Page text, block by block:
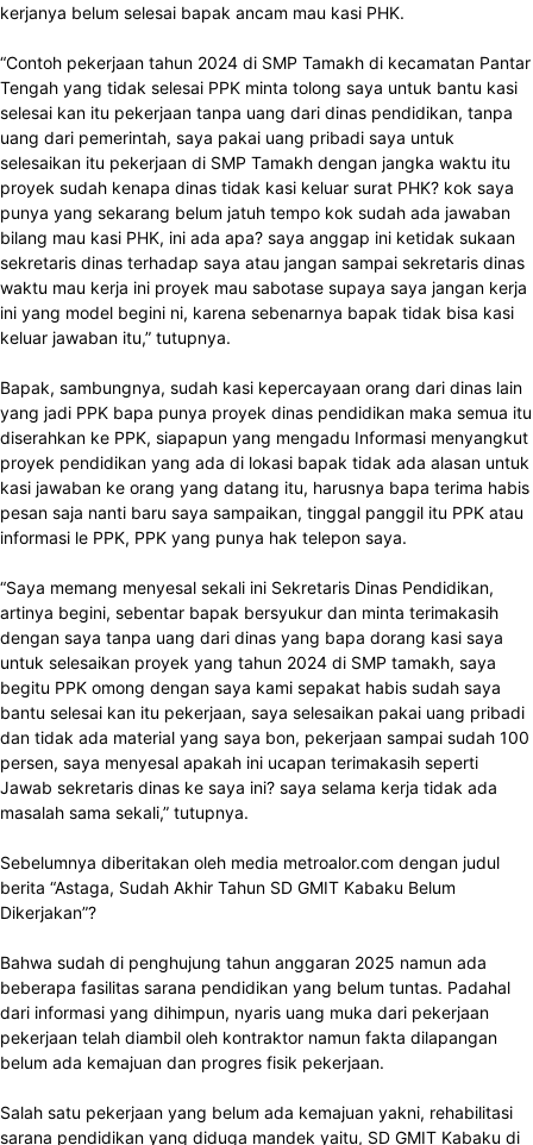
kerjanya belum selesai bapak ancam mau kasi PHK.
“Contoh pekerjaan tahun 2024 di SMP Tamakh di kecamatan Pantar
Tengah yang tidak selesai PPK minta tolong saya untuk bantu kasi
selesai kan itu pekerjaan tanpa uang dari dinas pendidikan, tanpa
uang dari pemerintah, saya pakai uang pribadi saya untuk
selesaikan itu pekerjaan di SMP Tamakh dengan jangka waktu itu
proyek sudah kenapa dinas tidak kasi keluar surat PHK? kok saya
punya yang sekarang belum jatuh tempo kok sudah ada jawaban
bilang mau kasi PHK, ini ada apa? saya anggap ini ketidak sukaan
sekretaris dinas terhadap saya atau jangan sampai sekretaris dinas
waktu mau kerja ini proyek mau sabotase supaya saya jangan kerja
ini yang model begini ni, karena sebenarnya bapak tidak bisa kasi
keluar jawaban itu,” tutupnya.
Bapak, sambungnya, sudah kasi kepercayaan orang dari dinas lain
yang jadi PPK bapa punya proyek dinas pendidikan maka semua itu
diserahkan ke PPK, siapapun yang mengadu Informasi menyangkut
proyek pendidikan yang ada di lokasi bapak tidak ada alasan untuk
kasi jawaban ke orang yang datang itu, harusnya bapa terima habis
pesan saja nanti baru saya sampaikan, tinggal panggil itu PPK atau
informasi le PPK, PPK yang punya hak telepon saya.
“Saya memang menyesal sekali ini Sekretaris Dinas Pendidikan,
artinya begini, sebentar bapak bersyukur dan minta terimakasih
dengan saya tanpa uang dari dinas yang bapa dorang kasi saya
untuk selesaikan proyek yang tahun 2024 di SMP tamakh, saya
begitu PPK omong dengan saya kami sepakat habis sudah saya
bantu selesai kan itu pekerjaan, saya selesaikan pakai uang pribadi
dan tidak ada material yang saya bon, pekerjaan sampai sudah 100
persen, saya menyesal apakah ini ucapan terimakasih seperti
Jawab sekretaris dinas ke saya ini? saya selama kerja tidak ada
masalah sama sekali,” tutupnya.
Sebelumnya diberitakan oleh media metroalor.com dengan judul
berita “Astaga, Sudah Akhir Tahun SD GMIT Kabaku Belum
Dikerjakan”?
Bahwa sudah di penghujung tahun anggaran 2025 namun ada
beberapa fasilitas sarana pendidikan yang belum tuntas. Padahal
dari informasi yang dihimpun, nyaris uang muka dari pekerjaan
pekerjaan telah diambil oleh kontraktor namun fakta dilapangan
belum ada kemajuan dan progres fisik pekerjaan.
Salah satu pekerjaan yang belum ada kemajuan yakni, rehabilitasi
sarana pendidikan yang diduga mandek yaitu, SD GMIT Kabaku di